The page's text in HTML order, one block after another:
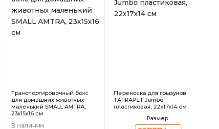
Транспортировочный бокс
для домашних животных
маленький SMALL AMTRA,
23х15х16 см
В наличии
Переноска для грызунов
TATRAPET Jumbo
пластиковая, 22х17х14 см
Размер: